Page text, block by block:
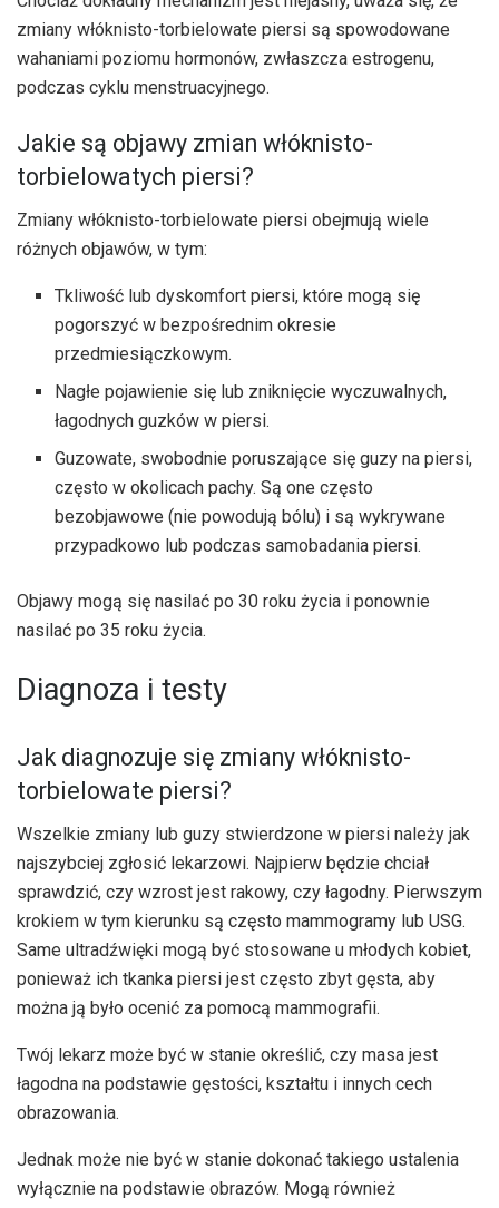
zmiany włóknisto-torbielowate piersi są spowodowane
wahaniami poziomu hormonów, zwłaszcza estrogenu,
podczas cyklu menstruacyjnego.
Jakie są objawy zmian włóknisto-
torbielowatych piersi?
Zmiany włóknisto-torbielowate piersi obejmują wiele
różnych objawów, w tym:
Tkliwość lub dyskomfort piersi, które mogą się
pogorszyć w bezpośrednim okresie
przedmiesiączkowym.
Nagłe pojawienie się lub zniknięcie wyczuwalnych,
łagodnych guzków w piersi.
Guzowate, swobodnie poruszające się guzy na piersi,
często w okolicach pachy. Są one często
bezobjawowe (nie powodują bólu) i są wykrywane
przypadkowo lub podczas samobadania piersi.
Objawy mogą się nasilać po 30 roku życia i ponownie
nasilać po 35 roku życia.
Diagnoza i testy
Jak diagnozuje się zmiany włóknisto-
torbielowate piersi?
Wszelkie zmiany lub guzy stwierdzone w piersi należy jak
najszybciej zgłosić lekarzowi. Najpierw będzie chciał
sprawdzić, czy wzrost jest rakowy, czy łagodny. Pierwszym
krokiem w tym kierunku są często mammogramy lub USG.
Same ultradźwięki mogą być stosowane u młodych kobiet,
ponieważ ich tkanka piersi jest często zbyt gęsta, aby
można ją było ocenić za pomocą mammografii.
Twój lekarz może być w stanie określić, czy masa jest
łagodna na podstawie gęstości, kształtu i innych cech
obrazowania.
Jednak może nie być w stanie dokonać takiego ustalenia
wyłącznie na podstawie obrazów. Mogą również